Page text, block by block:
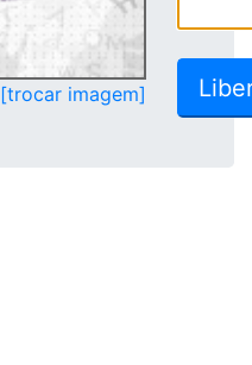
[trocar imagem]